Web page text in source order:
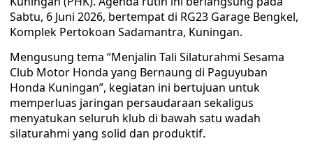
Sabtu, 6 Juni 2026, bertempat di RG23 Garage Bengkel,
Komplek Pertokoan Sadamantra, Kuningan.
Mengusung tema “Menjalin Tali Silaturahmi Sesama
Club Motor Honda yang Bernaung di Paguyuban
Honda Kuningan”, kegiatan ini bertujuan untuk
memperluas jaringan persaudaraan sekaligus
menyatukan seluruh klub di bawah satu wadah
silaturahmi yang solid dan produktif.